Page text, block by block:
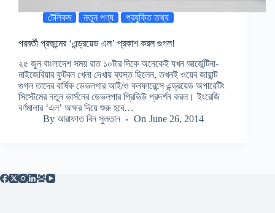
টেলিকম নতুন পণ্য প্রযুক্তি তথ্য
পরবর্তী প্রজন্মের ‘এন্ড্রয়েড এল’ প্রকাশ করল গুগল!
২৫ জুন বাংলাদেশ সময় রাত ১০টার দিকে অনেকেই যখন আর্জেন্টিনা-
নাইজেরিয়ার ফুটবল খেলা দেখায় ব্যস্ত ছিলেন, তখনই ওয়েব জায়ান্ট
গুগল তাদের বার্ষিক ডেভলপার আই/ও কনফারেন্সে এন্ড্রয়েড অপারেটিং
সিস্টেমের নতুন ভার্সনের ডেভলপার প্রিভিউ প্রদর্শন করল। ইংরেজি
বর্ণমালার ‘এল’ অক্ষর দিয়ে শুরু হবে…
By আরাফাত বিন সুলতান On June 26, 2014